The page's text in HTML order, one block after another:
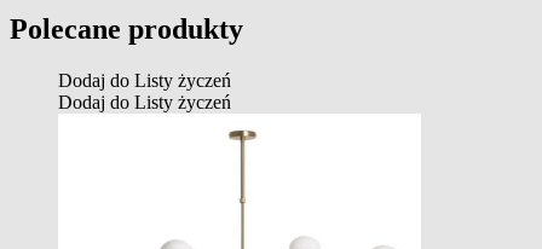
Polecane produkty
Dodaj do Listy życzeń
Dodaj do Listy życzeń